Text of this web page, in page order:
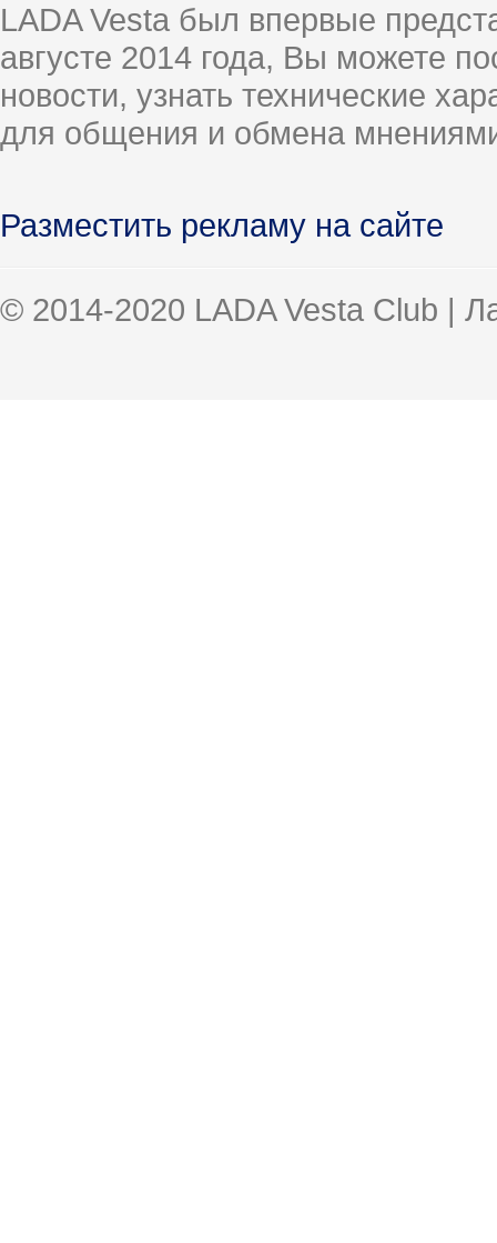
LADA Vesta был впервые
августе 2014 года, Вы можете
новости, узнать технические
для общения и обмена
Разместить рекламу на сайте
© 2014-2020 LADA Vesta Club |